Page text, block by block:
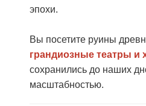
эпохи.
Вы посетите руины
грандиозные театры и
сохранились до наших
масштабностью.